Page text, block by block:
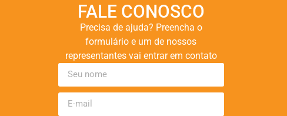
FALE CONOSCO
Precisa de ajuda? Preencha o
formulário e um de nossos
representantes vai entrar em contato